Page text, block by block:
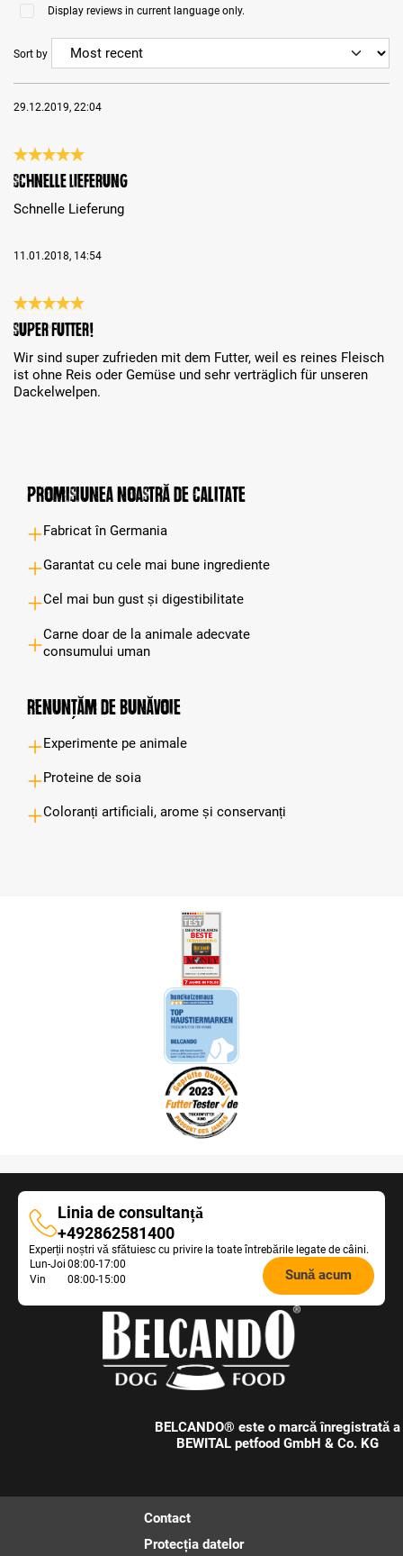
Display reviews in current language only.
Sort by
29.12.2019, 22:04
Review with rating of 5 out of 5 stars
Schnelle Lieferung
Schnelle Lieferung
11.01.2018, 14:54
Review with rating of 5 out of 5 stars
Super Futter!
Wir sind super zufrieden mit dem Futter, weil es reines Fleisch
ist ohne Reis oder Gemüse und sehr verträglich für unseren
Dackelwelpen.
Promisiunea noastră de calitate
Fabricat în Germania
Garantat cu cele mai bune ingrediente
Cel mai bun gust și digestibilitate
Carne doar de la animale adecvate
consumului uman
Renunțăm de bunăvoie
Experimente pe animale
Proteine de soia
Coloranți artificiali, arome și conservanți
Linia de consultanță
Linia
de
consultanță
+492862581400
Experții noștri vă sfătuiesc cu privire la toate întrebările legate de câini.
Opening
Lun-Joi 08:00-17:00
Vin
08:00-15:00 Sună acum
BELCANDO® este o marcă înregistrată a
BEWITAL petfood GmbH & Co. KG
Contact
Protecția datelor